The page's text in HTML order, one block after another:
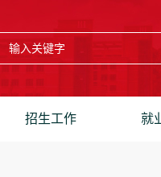
招生工作 就